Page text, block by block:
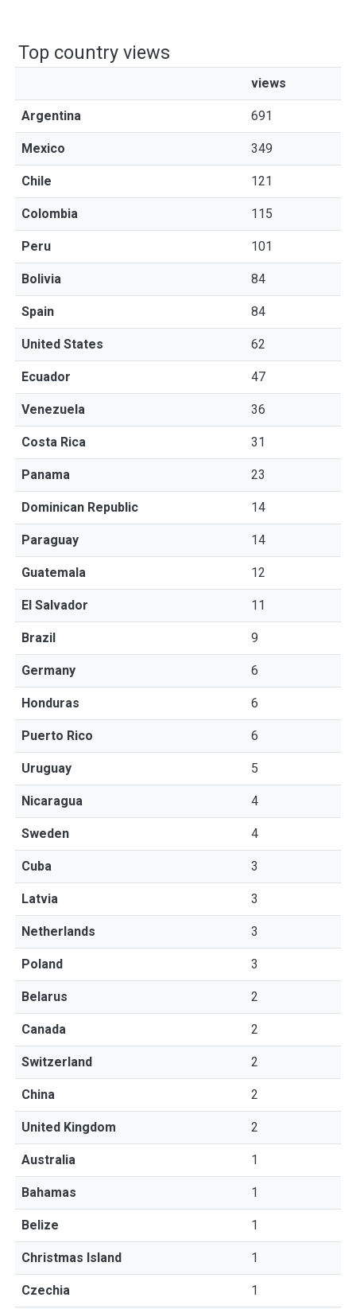
Top country views
views
Argentina 691
Mexico 349
Chile 121
Colombia 115
Peru 101
Bolivia 84
Spain 84
United States 62
Ecuador 47
Venezuela 36
Costa Rica 31
Panama 23
Dominican Republic 14
Paraguay 14
Guatemala 12
El Salvador 11
Brazil 9
Germany 6
Honduras 6
Puerto Rico 6
Uruguay 5
Nicaragua 4
Sweden 4
Cuba 3
Latvia 3
Netherlands 3
Poland 3
Belarus 2
Canada 2
Switzerland 2
China 2
United Kingdom 2
Australia 1
Bahamas 1
Belize 1
Christmas Island 1
Czechia 1